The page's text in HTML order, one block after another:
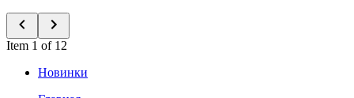
Item 1 of 12
Новинки